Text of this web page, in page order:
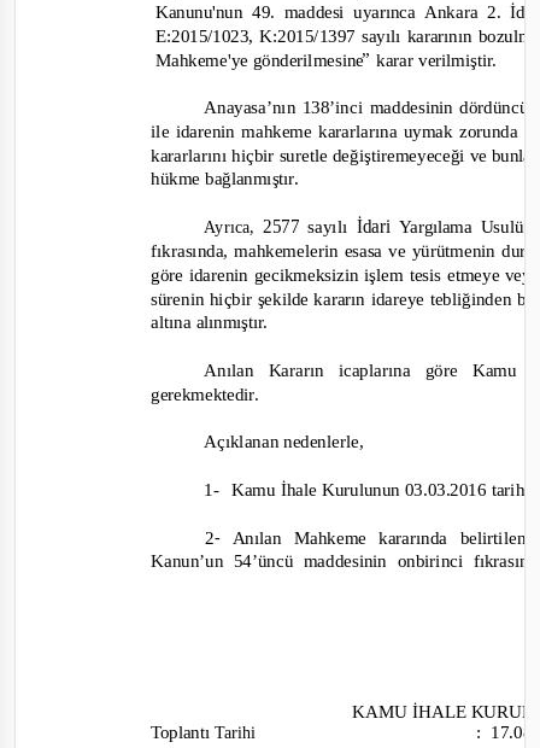
Kanunu'nun 49. maddesi uyarınca Ankara 2.
E:2015/1023, K:2015/1397 sayılı kararının
Mahkeme'ye gönderilmesinekararverilmiştir.
”
Anayasa’nın 138’inci maddesinindördüncü
ile idareninmahkemekararlarına uymakzorunda
kararlarını hiçbir suretle değiştiremeyeceği ve
hükmebağlanmıştır.
Ayrıca,2577sayılı İdariYargılama Usulü
fıkrasında, mahkemelerin esasave yürütmenin
göre idarenin gecikmeksizin işlem tesis etmeye
sürenin hiçbir şekildekararın idareye tebliğinden
altına alınmıştır.
Anılan Kararın icaplarına göre Kamu
gerekmektedir.
Açıklanannedenlerle,
1- Kamu İhale Kurulunun 03.03.2016 tarihli
2- AnılanMahkemekararında belirtilen
Kanun’un 54’üncü maddesinin onbirinci
KAMU İHALE
:
Toplantı Tarihi